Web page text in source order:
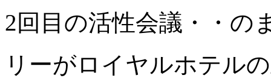
2回目の活性会議・・の
リーがロイヤルホテル